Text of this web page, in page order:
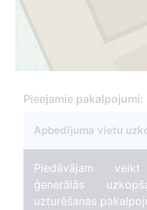
Pieejamie pakalpojumi:
Apbedījuma vietu
Piedāvājam
ģenerālās
uzturēšanas